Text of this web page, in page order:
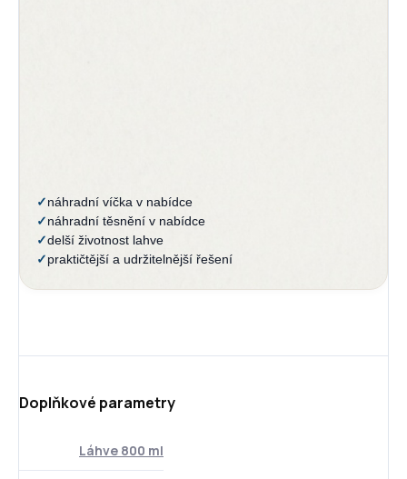
✓náhradní víčka v nabídce
✓náhradní těsnění v nabídce
✓delší životnost lahve
✓praktičtější a udržitelnější řešení
Doplňkové parametry
Láhve 800 ml